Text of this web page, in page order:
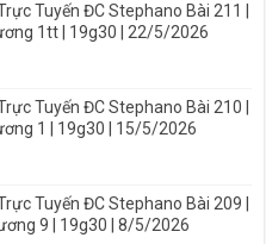
Tuyến ĐC Stephano Bài 211 |
1tt | 19g30 | 22/5/2026
Tuyến ĐC Stephano Bài 210 |
1 | 19g30 | 15/5/2026
Tuyến ĐC Stephano Bài 209 |
9 | 19g30 | 8/5/2026